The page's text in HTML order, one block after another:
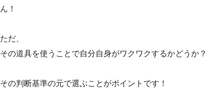
ん！
ただ、
その道具を使うことで自分自身がワクワクするかどうか？
その判断基準の元で選ぶことがポイントです！